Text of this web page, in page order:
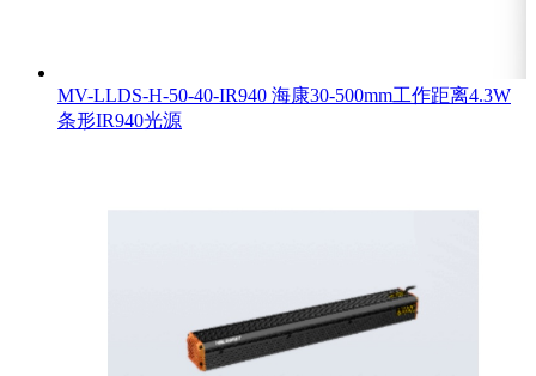
MV-LLDS-H-50-40-IR940 海康30-500mm工作距离4.3W
条形IR940光源